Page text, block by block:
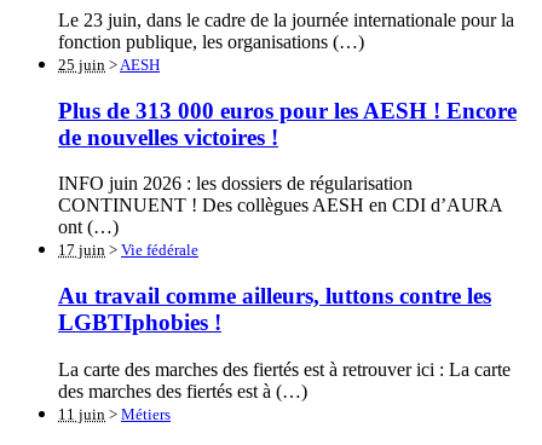
Le 23 juin, dans le cadre de la journée internationale pour la
fonction publique, les organisations (…)
25 juin >AESH
Plus de 313 000 euros pour les AESH ! Encore
de nouvelles victoires !
INFO juin 2026 : les dossiers de régularisation
CONTINUENT ! Des collègues AESH en CDI d’AURA
ont (…)
17 juin > Vie fédérale
Au travail comme ailleurs, luttons contre les
LGBTIphobies !
La carte des marches des fiertés est à retrouver ici : La carte
des marches des fiertés est à (…)
11 juin > Métiers